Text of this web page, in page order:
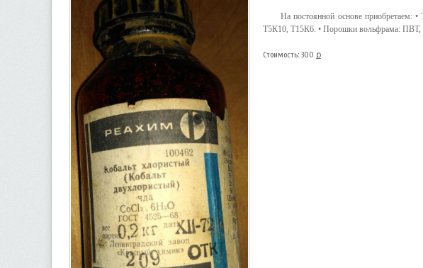
На постоянной основе
Т5К10, Т15К6. • Порошки вольфрама:
Стоимость: 300 ք